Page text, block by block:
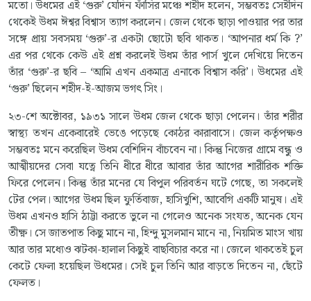
মতো। উধমের এই ‘গুরু’ যেদিন ফাঁসির মঞ্চে শহীদ হলেন, সম্ভবতঃ সেইদিন
থেকেই উধম ঈশ্বর বিশ্বাস ত্যাগ করলেন। জেল থেকে ছাড়া পাওয়ার পর তার
সঙ্গে প্রায় সবসময় ‘গুরু’-র একটা ছোটো ছবি থাকত। ‘আপনার ধর্ম কি ?’
এর পর থেকে কেউ এই প্রশ্ন করলেই উধম তাঁর পার্স খুলে দেখিয়ে দিতেন
তাঁর ‘গুরু’-র ছবি – ‘আমি এখন একমাত্র এনাকে বিশ্বাস করি’। উধমের এই
‘গুরু’ ছিলেন শহীদ-ই-আজম ভগৎ সিং।
২৩-শে অক্টোবর, ১৯৩১ সালে উধম জেল থেকে ছাড়া পেলেন। তাঁর শরীর
স্বাস্থ্য তখন একেবারেই ভেঙে পড়েছে কোঠর কারাবাসে। জেল কর্তৃপক্ষও
সম্ভবতঃ মনে করেছিল উধম বেশিদিন বাঁচবেন না। কিন্তু নিজের গ্রামে বন্ধু ও
আত্মীয়দের সেবা যত্নে তিনি ধীরে ধীরে আবার তাঁর আগের শারীরিক শক্তি
ফিরে পেলেন। কিন্তু তাঁর মনের যে বিপুল পরিবর্তন ঘটে গেছে, তা সকলেই
টের পেল। আগের উধম ছিল ফুর্তিবাজ, হাসিখুশি, আবেগি একটি মানুষ। এই
উধম এখনও হাসি ঠাট্টা করতে ভুলে না গেলেও অনেক সংযত, অনেক যেন
তীক্ষ্ণ। সে জাতপাত কিছু মানে না, হিন্দু মুসলমান মানে না, নিয়মিত মাংস খায়
আর তার মধ্যেও ঝটকা-হালাল কিছুই বাছবিচার করে না। জেলে থাকতেই চুল
কেটে ফেলা হয়েছিল উধমের। সেই চুল তিনি আর বাড়তে দিতেন না, ছেঁটে
ফেলত।